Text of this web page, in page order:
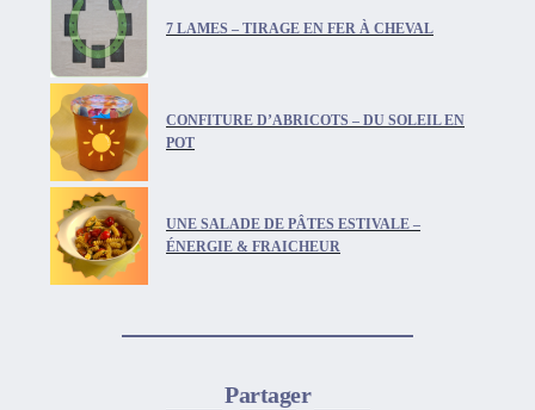
7 LAMES – TIRAGE EN FER À CHEVAL
CONFITURE D’ABRICOTS – DU SOLEIL EN
POT
UNE SALADE DE PÂTES ESTIVALE –
ÉNERGIE & FRAICHEUR
Partager